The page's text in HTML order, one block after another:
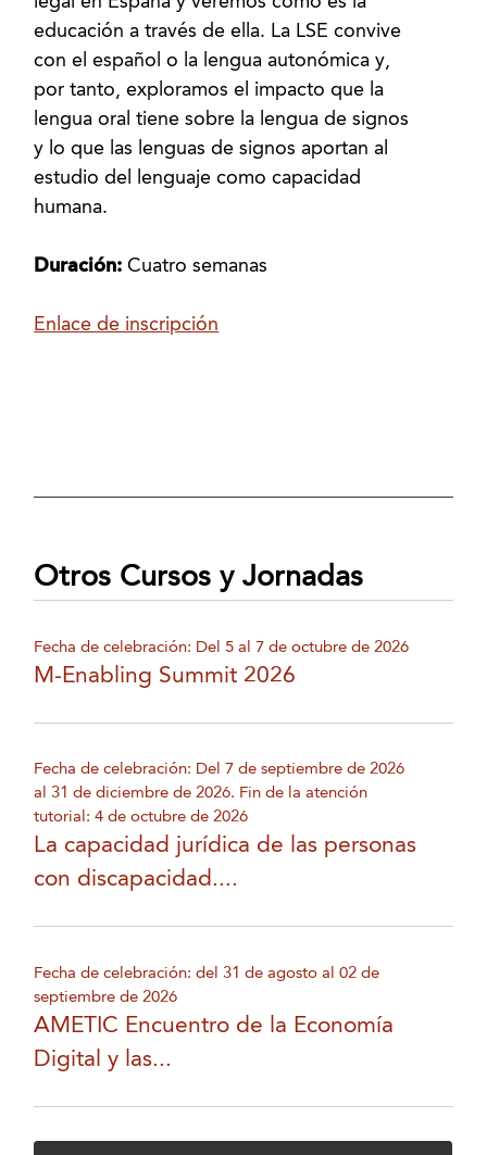
educación a través de ella. La LSE convive
con el español o la lengua autonómica y,
por tanto, exploramos el impacto que la
lengua oral tiene sobre la lengua de signos
y lo que las lenguas de signos aportan al
estudio del lenguaje como capacidad
humana.
Duración:Cuatro semanas
Enlace de inscripción
Otros Cursos y Jornadas
Fecha de celebración: Del 5 al 7 de octubre de 2026
M-Enabling Summit 2026
Fecha de celebración: Del 7 de septiembre de 2026
al 31 de diciembre de 2026. Fin de la atención
tutorial: 4 de octubre de 2026
La capacidad jurídica de las personas
con discapacidad....
Fecha de celebración: del 31 de agosto al 02 de
septiembre de 2026
AMETIC Encuentro de la Economía
Digital y las...